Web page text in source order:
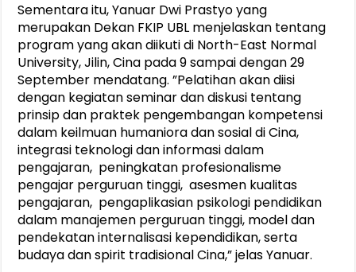
Sementara itu, Yanuar Dwi Prastyo yang
merupakan Dekan FKIP UBL menjelaskan tentang
program yang akan diikuti di North-East Normal
University, Jilin, Cina pada 9 sampai dengan 29
September mendatang. ”Pelatihan akan diisi
dengan kegiatan seminar dan diskusi tentang
prinsip dan praktek pengembangan kompetensi
dalam keilmuan humaniora dan sosial di Cina,
integrasi teknologi dan informasi dalam
pengajaran, peningkatan profesionalisme
pengajar perguruan tinggi, asesmen kualitas
pengajaran, pengaplikasian psikologi pendidikan
dalam manajemen perguruan tinggi, model dan
pendekatan internalisasi kependidikan, serta
budaya dan spirit tradisional Cina,” jelas Yanuar.